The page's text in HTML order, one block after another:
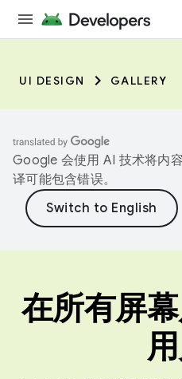
UI DESIGN GALLERY
Google 会使用 AI 技术将内
译可能包含错误。
在所有屏